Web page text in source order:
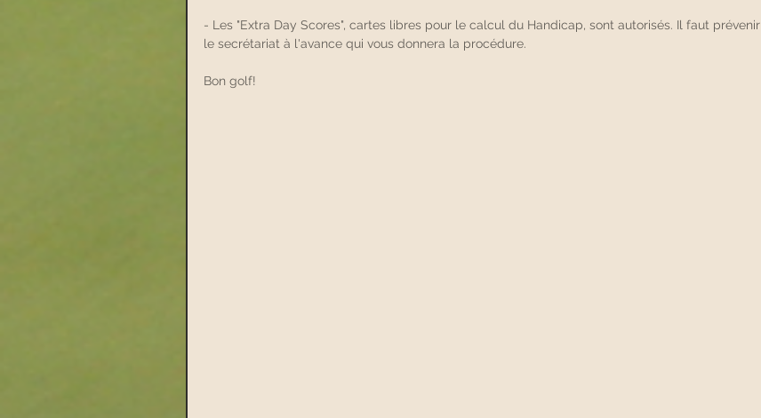
- Les "Extra Day Scores", cartes libres pour le calcul du Handicap, sont autorisés. Il faut prévenir
le secrétariat à l'avance qui vous donnera la procédure.
Bon golf!